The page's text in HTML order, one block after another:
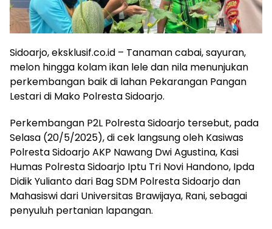
Sidoarjo, eksklusif.co.id – Tanaman cabai, sayuran,
melon hingga kolam ikan lele dan nila menunjukan
perkembangan baik di lahan Pekarangan Pangan
Lestari di Mako Polresta Sidoarjo.
Perkembangan P2L Polresta Sidoarjo tersebut, pada
Selasa (20/5/2025), di cek langsung oleh Kasiwas
Polresta Sidoarjo AKP Nawang Dwi Agustina, Kasi
Humas Polresta Sidoarjo Iptu Tri Novi Handono, Ipda
Didik Yulianto dari Bag SDM Polresta Sidoarjo dan
Mahasiswi dari Universitas Brawijaya, Rani, sebagai
penyuluh pertanian lapangan.